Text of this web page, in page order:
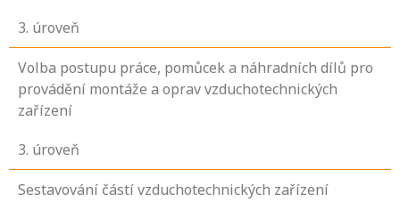
3. úroveň
Volba postupu práce, pomůcek a náhradních dílů pro
provádění montáže a oprav vzduchotechnických
zařízení
3. úroveň
Sestavování částí vzduchotechnických zařízení